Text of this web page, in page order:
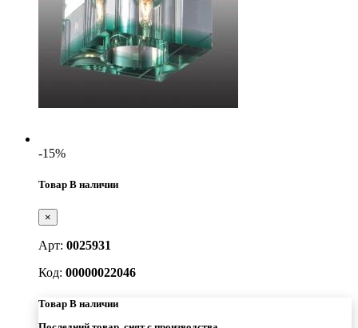
-15%
Товар В наличии
×
Арт: 0025931
Код: 00000022046
Товар В наличии